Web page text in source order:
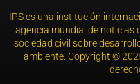
IPS es una institución
agencia mundial de noticias
sociedad civil sobre
ambiente. Copyright ©